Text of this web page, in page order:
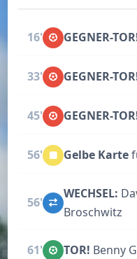
16' GEGNER-
33' GEGNER-
45' GEGNER-
56' Gelbe Karte
56'
WECHSEL:
Broschwitz
61' TOR! Benny